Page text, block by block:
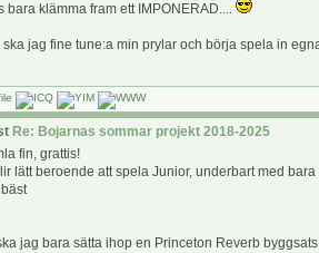
bara klämma fram ett IMPONERAD....
jag fine tune:a min prylar och börja spela in
Re: Bojarnas sommar projekt 2018-2025
fin, grattis!
lätt beroende att spela Junior, underbart med
jag bara sätta ihop en Princeton Reverb